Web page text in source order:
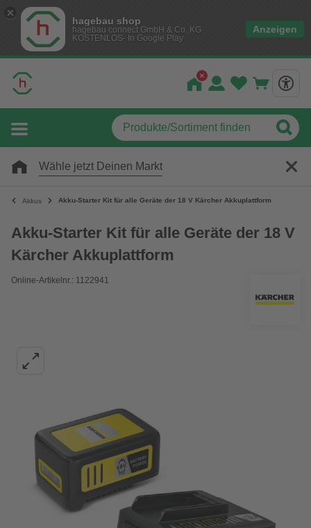
hagebau shop
hagebau connect GmbH & Co. KG
KOSTENLOS- In Google Play
Anzeigen
Wähle jetzt Deinen Markt
Akkus Akku-Starter Kit für alle Geräte der 18 V Kärcher Akkuplattform
Akku-Starter Kit für alle Geräte der 18 V
Kärcher Akkuplattform
Online-Artikelnr.: 1122941